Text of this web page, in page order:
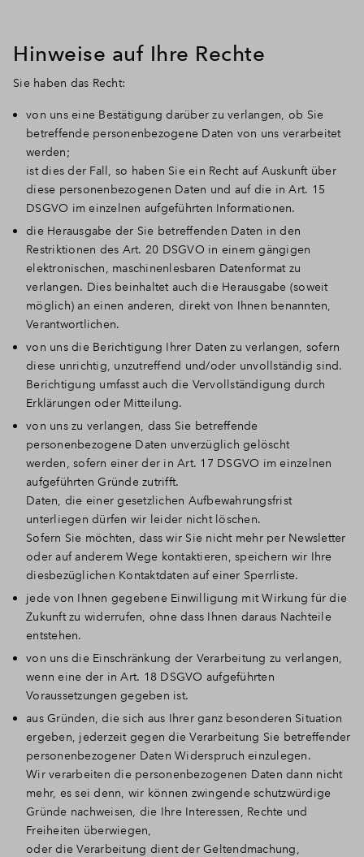
Hinweise auf Ihre Rechte
Sie haben das Recht:
von uns eine Bestätigung darüber zu verlangen, ob Sie
betreffende personenbezogene Daten von uns verarbeitet
werden;
ist dies der Fall, so haben Sie ein Recht auf Auskunft über
diese personenbezogenen Daten und auf die in Art. 15
DSGVO im einzelnen aufgeführten Informationen.
die Herausgabe der Sie betreffenden Daten in den
Restriktionen des Art. 20 DSGVO in einem gängigen
elektronischen, maschinenlesbaren Datenformat zu
verlangen. Dies beinhaltet auch die Herausgabe (soweit
möglich) an einen anderen, direkt von Ihnen benannten,
Verantwortlichen.
von uns die Berichtigung Ihrer Daten zu verlangen, sofern
diese unrichtig, unzutreffend und/oder unvollständig sind.
Berichtigung umfasst auch die Vervollständigung durch
Erklärungen oder Mitteilung.
von uns zu verlangen, dass Sie betreffende
personenbezogene Daten unverzüglich gelöscht
werden, sofern einer der in Art. 17 DSGVO im einzelnen
aufgeführten Gründe zutrifft.
Daten, die einer gesetzlichen Aufbewahrungsfrist
unterliegen dürfen wir leider nicht löschen.
Sofern Sie möchten, dass wir Sie nicht mehr per Newsletter
oder auf anderem Wege kontaktieren, speichern wir Ihre
diesbezüglichen Kontaktdaten auf einer Sperrliste.
jede von Ihnen gegebene Einwilligung mit Wirkung für die
Zukunft zu widerrufen, ohne dass Ihnen daraus Nachteile
entstehen.
von uns die Einschränkung der Verarbeitung zu verlangen,
wenn eine der in Art. 18 DSGVO aufgeführten
Voraussetzungen gegeben ist.
aus Gründen, die sich aus Ihrer ganz besonderen Situation
ergeben, jederzeit gegen die Verarbeitung Sie betreffender
personenbezogener Daten Widerspruch einzulegen.
Wir verarbeiten die personenbezogenen Daten dann nicht
mehr, es sei denn, wir können zwingende schutzwürdige
Gründe nachweisen, die Ihre Interessen, Rechte und
Freiheiten überwiegen,
oder die Verarbeitung dient der Geltendmachung,